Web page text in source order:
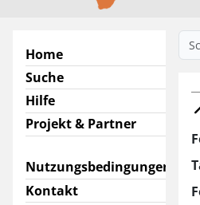
Home
Suche
Hilfe
Projekt & Partner
Nutzungsbedingungen
Kontakt